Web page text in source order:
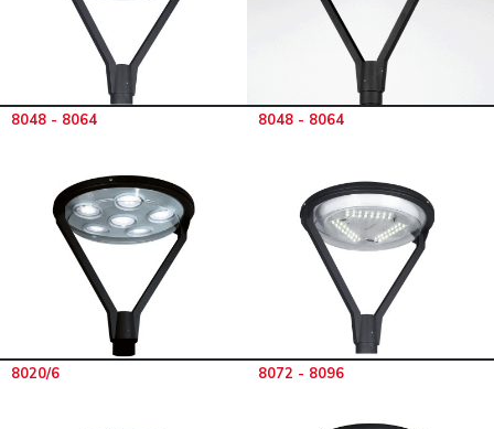
8048 - 8064 8048 - 8064
8020/6 8072 - 8096